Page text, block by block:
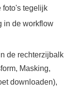
foto's tegelijk
in de workflow
de rechterzijbalk
Masking,
downloaden),